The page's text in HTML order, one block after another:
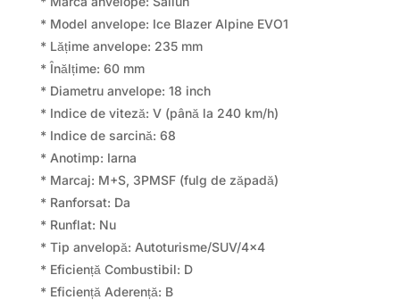
* Model anvelope: Ice Blazer Alpine EVO1
* Lățime anvelope: 235 mm
* Înălțime: 60 mm
* Diametru anvelope: 18 inch
* Indice de viteză: V (până la 240 km/h)
* Indice de sarcină: 68
* Anotimp: Iarna
* Marcaj: M+S, 3PMSF (fulg de zăpadă)
* Ranforsat: Da
* Runflat: Nu
* Tip anvelopă: Autoturisme/SUV/4×4
* Eficiență Combustibil: D
* Eficiență Aderență: B